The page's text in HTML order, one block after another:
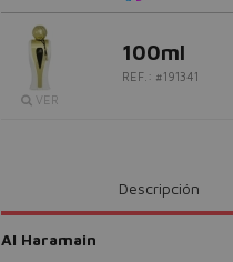
VER
100ml
REF.: #191341
Descripción
Al Haramain